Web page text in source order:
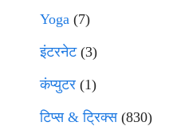
Yoga (7)
इंटरनेट(3)
कंप्युटर (1)
टिप्स & ट्रिक्स(830)